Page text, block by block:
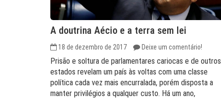
A doutrina Aécio e a terra sem lei
18 de dezembro de 2017 Deixe um comentário!
Prisão e soltura de parlamentares cariocas e de outros
estados revelam um país às voltas com uma classe
política cada vez mais encurralada, porém disposta a
manter privilégios a qualquer custo. Há um ano,